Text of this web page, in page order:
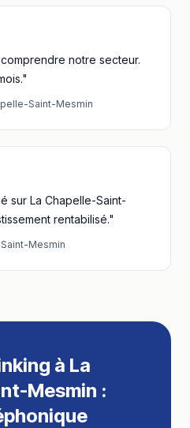
notre secteur.
Saint-Mesmin
sur La Chapelle-Saint-
rentabilisé."
Mesmin
à La
Mesmin :